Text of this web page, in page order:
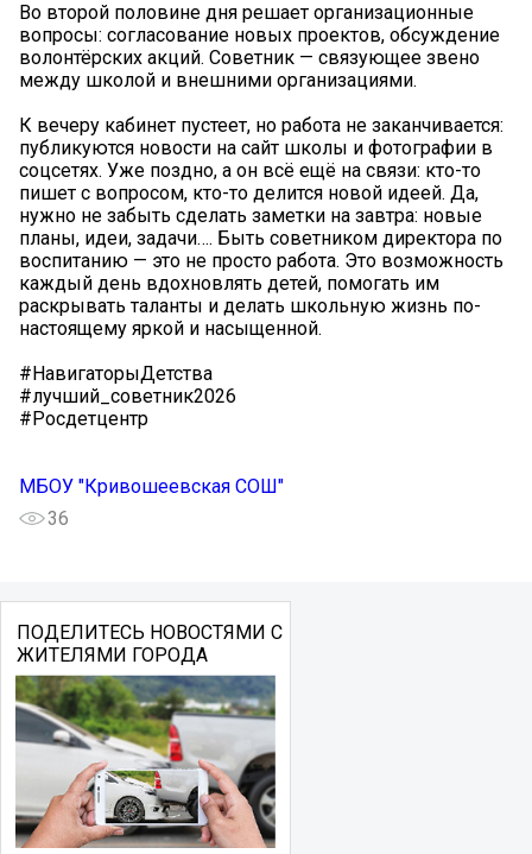
Во второй половине дня решает организационные
вопросы: согласование новых проектов, обсуждение
волонтёрских акций. Советник — связующее звено
между школой и внешними организациями.
К вечеру кабинет пустеет, но работа не заканчивается:
публикуются новости на сайт школы и фотографии в
соцсетях. Уже поздно, а он всё ещё на связи: кто-то
пишет с вопросом, кто-то делится новой идеей. Да,
нужно не забыть сделать заметки на завтра: новые
планы, идеи, задачи…. Быть советником директора по
воспитанию — это не просто работа. Это возможность
каждый день вдохновлять детей, помогать им
раскрывать таланты и делать школьную жизнь по-
настоящему яркой и насыщенной.
#НавигаторыДетства
#лучший_советник2026
#Росдетцентр
МБОУ "Кривошеевская СОШ"
36
ПОДЕЛИТЕСЬ НОВОСТЯМИ С
ЖИТЕЛЯМИ ГОРОДА